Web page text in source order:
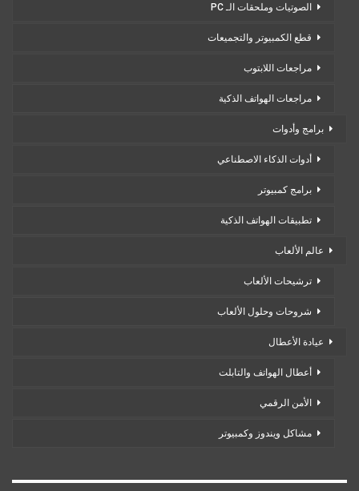
الصوتيات وملحقات الـ PC
قطع الكمبيوتر والتجميعات
مراجعات اللابتوب
مراجعات الهواتف الذكية
برامج وأدوات
أدوات الذكاء الاصطناعي
برامج كمبيوتر
تطبيقات الهواتف الذكية
عالم الألعاب
ترشيحات الألعاب
شروحات وحلول الألعاب
عيادة الأعطال
أعطال الهواتف والتابلت
الأمن الرقمي
مشاكل ويندوز وكمبيوتر